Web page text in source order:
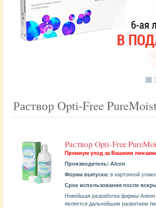
Раствор Opti-Free
Раствор Opti-Free
Премиум уход за Вашими
Производитель: Alcon
Форма выпуска: в картонной
Срок использования после
Новейшая разработка фирмы
является дальнейшим развитием